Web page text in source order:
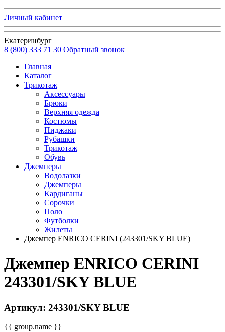
Личный кабинет
Екатеринбург
8 (800) 333 71 30 Обратный звонок
Главная
Каталог
Трикотаж
Аксессуары
Брюки
Верхняя одежда
Костюмы
Пиджаки
Рубашки
Трикотаж
Обувь
Джемперы
Водолазки
Джемперы
Кардиганы
Сорочки
Поло
Футболки
Жилеты
Джемпер ENRICO CERINI (243301/SKY BLUE)
Джемпер ENRICO CERINI
243301/SKY BLUE
Артикул: 243301/SKY BLUE
{{ group.name }}